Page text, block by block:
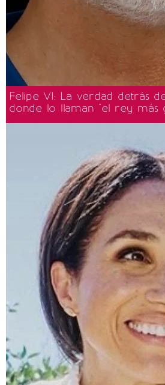
Felipe VI: La verdad detrás
donde lo llaman "el rey más